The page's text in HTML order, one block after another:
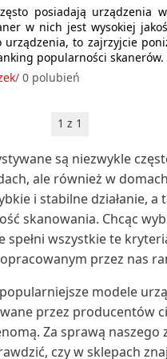
(5)
i trawy (5)
(4)
(1)
gałęzi (1)
(1)
(1)
(5)
(1)
(3)
(1)
(6)
(1)
(1)
(1)
(1)
(1)
rowerowe (1)
rowerowe (1)
(1)
(1)
posiadają urządzenia
w nich jest wysokiej
urządzenia, to zajrzyjcie
popularności skanerów.
/ 0 polubień
1 z 1
są niezwykle
ale również w
i stabilne działanie, a
skanowania. Chcąc
spełni wszystkie te
przez nas
modele
przez producentów
Za sprawą naszego
czy w sklepach